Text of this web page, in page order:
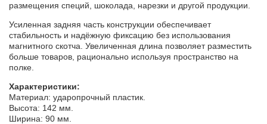
размещения специй, шоколада, нарезки и другой продукции.
Усиленная задняя часть конструкции обеспечивает
стабильность и надёжную фиксацию без использования
магнитного скотча. Увеличенная длина позволяет разместить
больше товаров, рационально используя пространство на
полке.
Характеристики:
Материал: ударопрочный пластик.
Высота: 142 мм.
Ширина: 90 мм.